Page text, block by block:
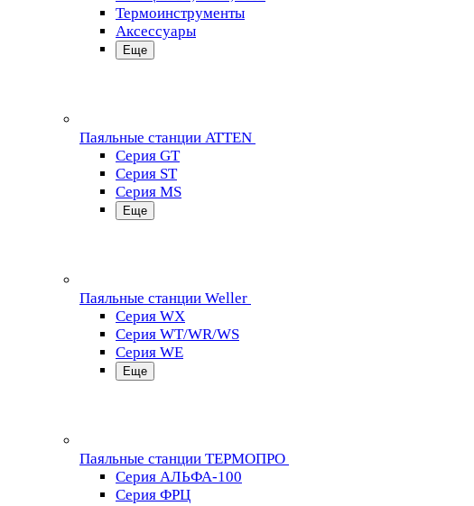
Термоинструменты
Аксессуары
Еще
Паяльные станции ATTEN
Серия GT
Серия ST
Серия MS
Еще
Паяльные станции Weller
Серия WX
Серия WT/WR/WS
Серия WE
Еще
Паяльные станции ТЕРМОПРО
Серия АЛЬФА-100
Серия ФРЦ